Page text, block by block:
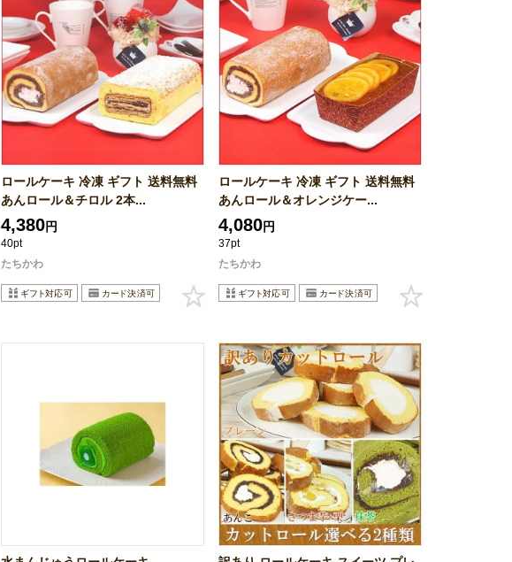
ロールケーキ 冷凍 ギフト 送料無料
あんロール＆チロル 2本...
4,380円
40pt
たちかわ
ロールケーキ 冷凍 ギフト 送料無料
あんロール＆オレンジケー...
4,080円
37pt
たちかわ